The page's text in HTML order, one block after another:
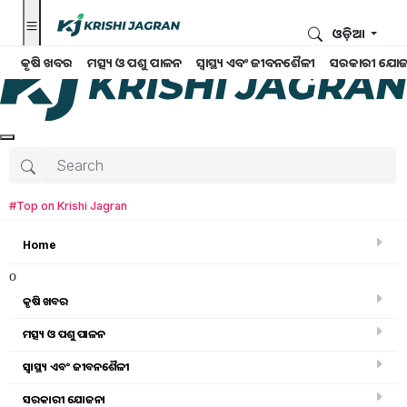
କୃଷି ଖବର ମତ୍ସ୍ୟ ଓ ପଶୁ ପାଳନ ସ୍ୱାସ୍ଥ୍ୟ ଏବଂ ଜୀବନଶୈଳୀ ସରକାରୀ
ଓଡ଼ିଆ
#Top on Krishi Jagran
Home
o
କୃଷି ଖବର
ମତ୍ସ୍ୟ ଓ ପଶୁ ପାଳନ
ସ୍ୱାସ୍ଥ୍ୟ ଏବଂ ଜୀବନଶୈଳୀ
ସରକାରୀ ଯୋଜନା
କୃଷି ଖବର